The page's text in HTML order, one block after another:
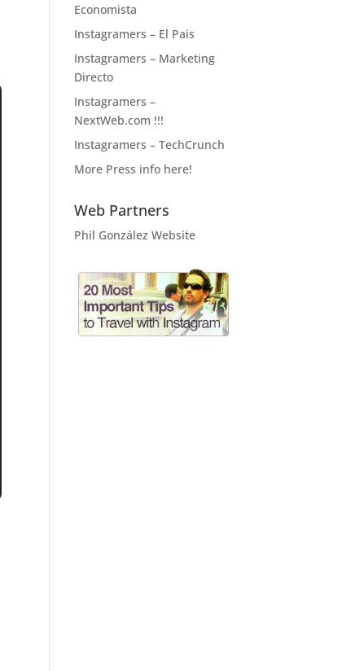
Economista
Instagramers – El Pais
Instagramers – Marketing
Directo
Instagramers –
NextWeb.com !!!
Instagramers – TechCrunch
More Press info here!
Web Partners
Phil González Website